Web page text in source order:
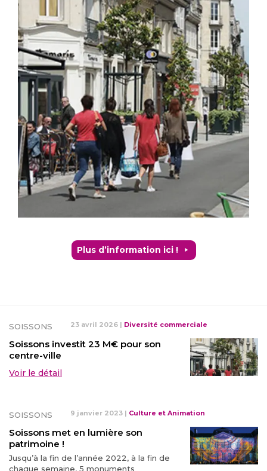
Plus d’information ici !
SOISSONS 23 avril 2026 | Diversité commerciale
Soissons investit 23 M€ pour son
centre-ville
Voir le détail
SOISSONS 9 janvier 2023 | Culture et Animation
Soissons met en lumière son
patrimoine !
Jusqu’à la fin de l’année 2022, à la fin de
chaque semaine, 5 monuments